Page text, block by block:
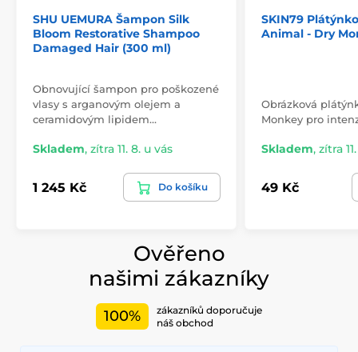
SHU UEMURA Šampon Silk
Bloom Restorative Shampoo
Damaged Hair (300 ml)
Obnovující šampon pro poškozené
vlasy s arganovým olejem a
ceramidovým lipidem…
Skladem, zítra 11. 8. u vás
1 245 Kč Do košíku
SKIN79
Animal - Dry
Obrázková
Monkey pro
Skladem, zítra
49 Kč
Ověřeno
našimi zákazníky
100%
zákazníků doporučuje
náš obchod